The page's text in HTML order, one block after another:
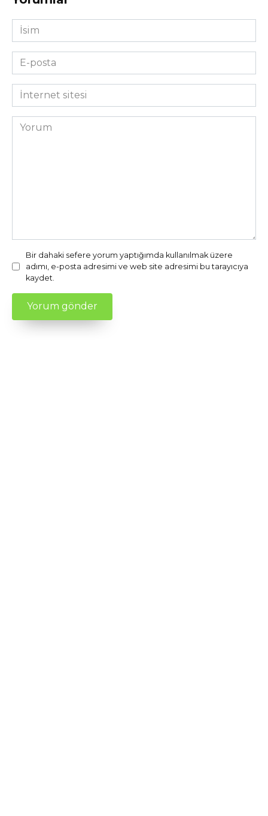
İsim
*
E-
posta
*İnternet
sitesi
Yorum
Bir dahaki sefere yorum yaptığımda kullanılmak üzere
adımı, e-posta adresimi ve web site adresimi bu tarayıcıya
kaydet.